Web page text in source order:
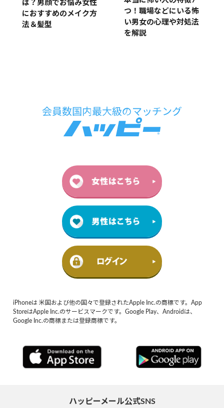
は？男顔でお悩み女性
におすすめのメイク方
法＆髪型
つ！職場などにいる怖
い男女の心理や対処法
を解説
iPhoneは 米国および他の国々で登録されたApple Inc.の商標です。App
StoreはApple Inc.のサービスマークです。Google Play、Androidは、
Google Inc.の商標または登録商標です。
ハッピーメール公式SNS